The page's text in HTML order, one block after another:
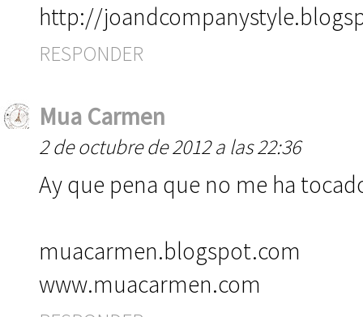
http://
RESPONDER
Mua Carmen
2 de octubre de 2012 a las 22:36
Ay que pena que no me ha
muacarmen.blogspot.com
www.muacarmen.com